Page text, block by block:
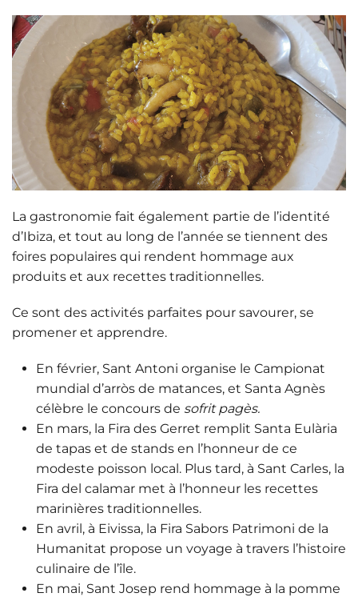
La gastronomie fait également partie de l’identité
d’Ibiza, et tout au long de l’année se tiennent des
foires populaires qui rendent hommage aux
produits et aux recettes traditionnelles.
Ce sont des activités parfaites pour savourer, se
promener et apprendre.
En février, Sant Antoni organise le Campionat
mundial d’arròs de matances, et Santa Agnès
célèbre le concours de sofrit pagès.
En mars, la Fira des Gerret remplit Santa Eulària
de tapas et de stands en l’honneur de ce
modeste poisson local. Plus tard, à Sant Carles, la
Fira del calamar met à l’honneur les recettes
marinières traditionnelles.
En avril, à Eivissa, la Fira Sabors Patrimoni de la
Humanitat propose un voyage à travers l’histoire
culinaire de l’île.
En mai, Sant Josep rend hommage à la pomme